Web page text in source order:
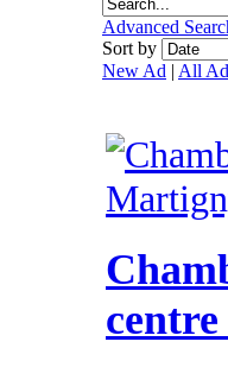
Advanced
Sort by
New Ad | All